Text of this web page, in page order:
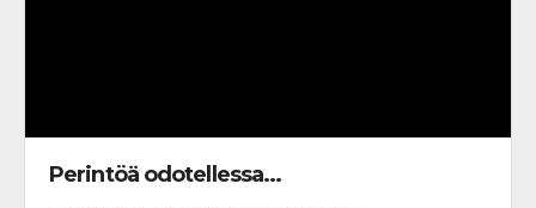
Perintöä odotellessa...